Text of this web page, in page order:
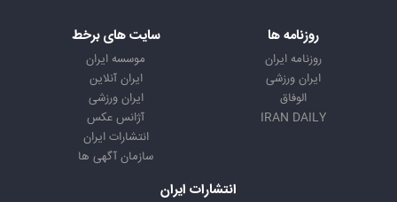
روزنامه ها
روزنامه ایران
ایران ورزشی
الوفاق
IRAN DAILY
سایت های برخط
موسسه ایران
ایران آنلاین
ایران ورزشی
آژانس عکس
انتشارات ایران
سازمان آگهی ها
انتشارات ایران